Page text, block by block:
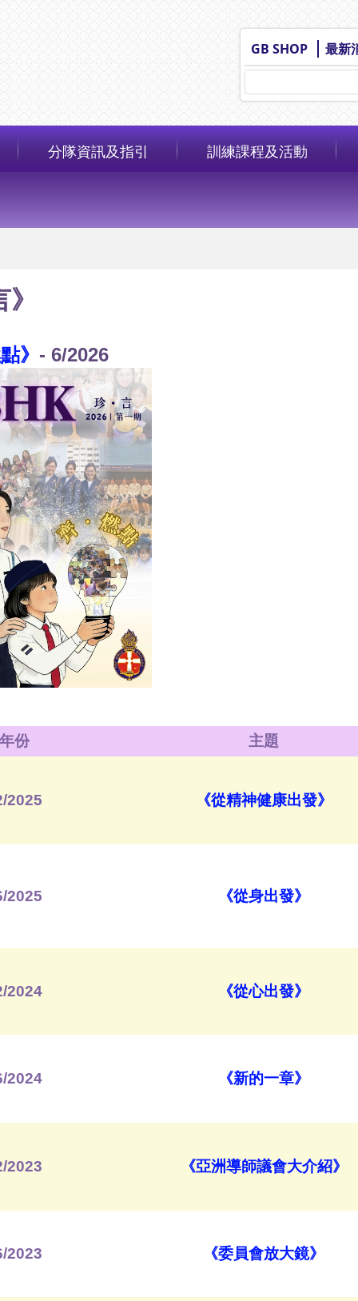
GB SHOP 最新
分隊資訊及指引 訓練課程及活動
》
》 - 6/2026
年份 主題
2025 《從精神健康出發》
2025 《從身出發》
2024 《從心出發》
2024 《新的一章》
2023 《亞洲導師議會大介紹》
2023 《委員會放大鏡》